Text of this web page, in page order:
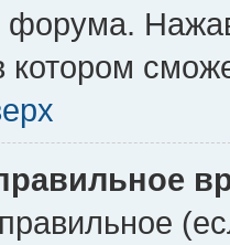
форума.
котором